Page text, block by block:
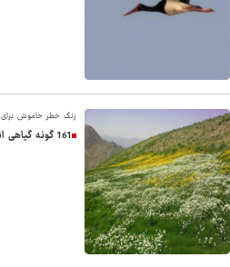
زنگ خطر خاموش
161 گونه گیاهی انحصاری در آستانه نابودی